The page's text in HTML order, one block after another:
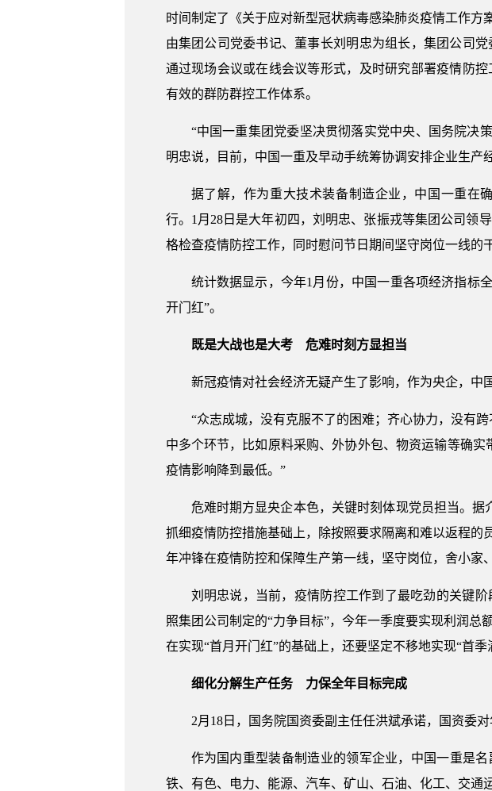
时间制定了《关于应对新型冠状病毒感染肺炎疫情工作方
由集团公司党委书记、董事长刘明忠为组长，集团公司
通过现场会议或在线会议等形式，及时研究部署疫情防
有效的群防群控工作体系。
“中国一重集团党委坚决贯彻落实党中央、国务院决
明忠说，目前，中国一重及早动手统筹协调安排企业生产
据了解，作为重大技术装备制造企业，中国一重在
行。1月28日是大年初四，刘明忠、张振戎等集团公司领
格检查疫情防控工作，同时慰问节日期间坚守岗位一线的
统计数据显示，今年1月份，中国一重各项经济指标
开门红”。
既是大战也是大考 危难时刻方显担当
新冠疫情对社会经济无疑产生了影响，作为央企，中
“众志成城，没有克服不了的困难；齐心协力，没有
中多个环节，比如原料采购、外协外包、物资运输等确
疫情影响降到最低。”
危难时期方显央企本色，关键时刻体现党员担当。
抓细疫情防控措施基础上，除按照要求隔离和难以返程
年冲锋在疫情防控和保障生产第一线，坚守岗位，舍小家
刘明忠说，当前，疫情防控工作到了最吃劲的关键
照集团公司制定的“力争目标”，今年一季度要实现利润总
在实现“首月开门红”的基础上，还要坚定不移地实现“首季
细化分解生产任务 力保全年目标完成
2月18日，国务院国资委副主任任洪斌承诺，国资委
作为国内重型装备制造业的领军企业，中国一重是
铁、有色、电力、能源、汽车、矿山、石油、化工、交通